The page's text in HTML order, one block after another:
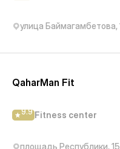
QaharMan Fit
9.9 Fitness center
площадь Республики, 15